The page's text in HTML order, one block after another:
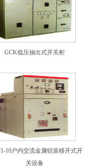
GCK低压抽出式开关柜
10户内交流金属铠装移开式开
关设备